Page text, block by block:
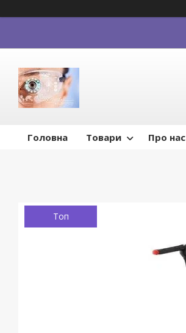
Головна Товари Про нас
Топ